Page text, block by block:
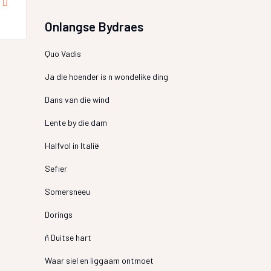
Onlangse Bydraes
Quo Vadis
Ja die hoender is n wondelike ding
Dans van die wind
Lente by die dam
Halfvol in Italië
Sefier
Somersneeu
Dorings
ñ Duitse hart
Waar siel en liggaam ontmoet